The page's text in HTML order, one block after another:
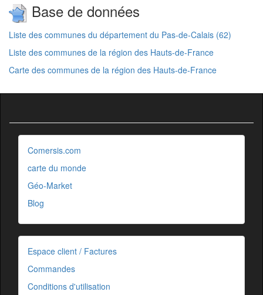
Base de données
Liste des communes du département du Pas-de-Calais (62)
Liste des communes de la région des Hauts-de-France
Carte des communes de la région des Hauts-de-France
Comersis.com
carte du monde
Géo-Market
Blog
Espace client / Factures
Commandes
Conditions d'utilisation